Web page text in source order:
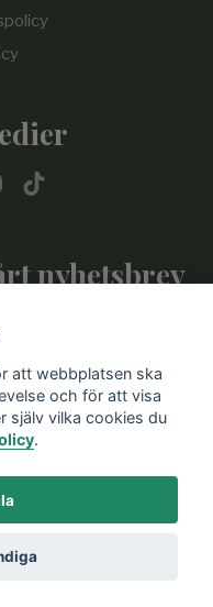
nyhetsbrev
att webbplatsen ska
och för att visa
själv vilka cookies du
.